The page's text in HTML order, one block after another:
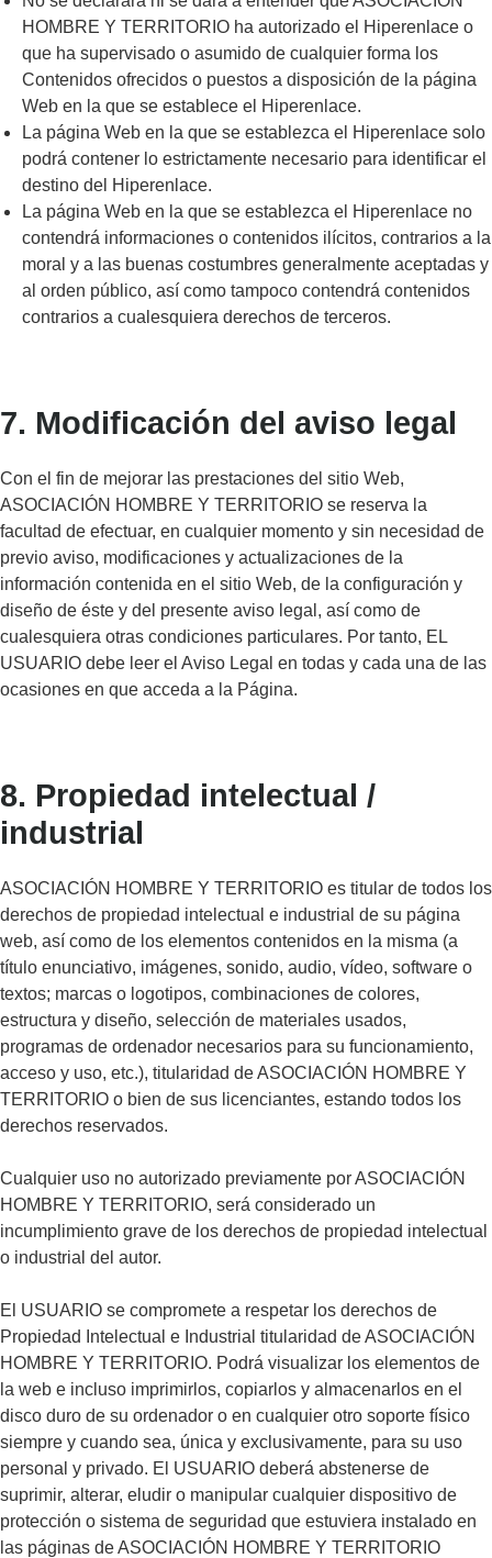
HOMBRE Y TERRITORIO ha autorizado el Hiperenlace o
que ha supervisado o asumido de cualquier forma los
Contenidos ofrecidos o puestos a disposición de la página
Web en la que se establece el Hiperenlace.
La página Web en la que se establezca el Hiperenlace solo
podrá contener lo estrictamente necesario para identificar el
destino del Hiperenlace.
La página Web en la que se establezca el Hiperenlace no
contendrá informaciones o contenidos ilícitos, contrarios a la
moral y a las buenas costumbres generalmente aceptadas y
al orden público, así como tampoco contendrá contenidos
contrarios a cualesquiera derechos de terceros.
7. Modificación del aviso legal
Con el fin de mejorar las prestaciones del sitio Web,
ASOCIACIÓN HOMBRE Y TERRITORIO se reserva la
facultad de efectuar, en cualquier momento y sin necesidad de
previo aviso, modificaciones y actualizaciones de la
información contenida en el sitio Web, de la configuración y
diseño de éste y del presente aviso legal, así como de
cualesquiera otras condiciones particulares. Por tanto, EL
USUARIO debe leer el Aviso Legal en todas y cada una de las
ocasiones en que acceda a la Página.
8. Propiedad intelectual /
industrial
ASOCIACIÓN HOMBRE Y TERRITORIO es titular de todos los
derechos de propiedad intelectual e industrial de su página
web, así como de los elementos contenidos en la misma (a
título enunciativo, imágenes, sonido, audio, vídeo, software o
textos; marcas o logotipos, combinaciones de colores,
estructura y diseño, selección de materiales usados,
programas de ordenador necesarios para su funcionamiento,
acceso y uso, etc.), titularidad de ASOCIACIÓN HOMBRE Y
TERRITORIO o bien de sus licenciantes, estando todos los
derechos reservados.
Cualquier uso no autorizado previamente por ASOCIACIÓN
HOMBRE Y TERRITORIO, será considerado un
incumplimiento grave de los derechos de propiedad intelectual
o industrial del autor.
El USUARIO se compromete a respetar los derechos de
Propiedad Intelectual e Industrial titularidad de ASOCIACIÓN
HOMBRE Y TERRITORIO. Podrá visualizar los elementos de
la web e incluso imprimirlos, copiarlos y almacenarlos en el
disco duro de su ordenador o en cualquier otro soporte físico
siempre y cuando sea, única y exclusivamente, para su uso
personal y privado. El USUARIO deberá abstenerse de
suprimir, alterar, eludir o manipular cualquier dispositivo de
protección o sistema de seguridad que estuviera instalado en
las páginas de ASOCIACIÓN HOMBRE Y TERRITORIO